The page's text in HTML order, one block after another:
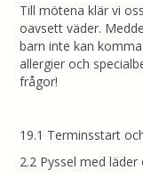
Till mötena klär vi
oavsett väder.
barn inte kan
allergier och
frågor!
19.1 Terminsstart
2.2 Pyssel med läder